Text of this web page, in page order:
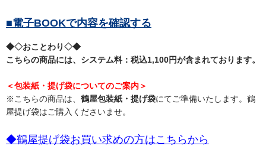
■電子BOOKで内容を確認する
◆◇おことわり◇◆
こちらの商品には、システム料：税込1,100円が含まれております。
＜包装紙・提げ袋についてのご案内＞
※こちらの商品は、 鶴屋包装紙・提げ袋にてご準備いたします。鶴
屋提げ袋はご購入くださいませ。
◆鶴屋提げ袋お買い求めの方はこちらから